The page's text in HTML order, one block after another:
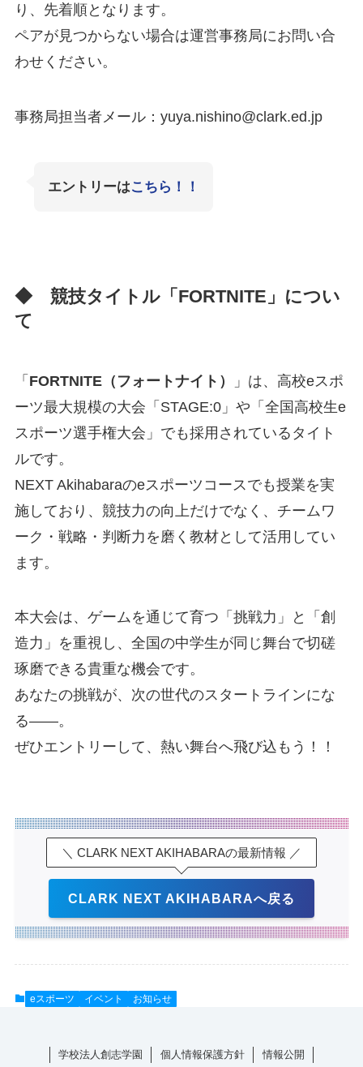
り、先着順となります。
ペアが見つからない場合は運営事務局にお問い合
わせください。
事務局担当者メール： yuya.nishino@clark.ed.jp
エントリーはこちら！！
◆ 競技タイトル「FORTNITE」につい
て
「 FORTNITE（フォートナイト）
」は、高校eスポ
ーツ最大規模の大会「STAGE:0」や「全国高校生e
スポーツ選手権大会」でも採用されているタイト
ルです。
NEXT Akihabaraのeスポーツコースでも授業を実
施しており、競技力の向上だけでなく、チームワ
ーク・戦略・判断力を磨く教材として活用してい
ます。
本大会は、ゲームを通じて育つ「挑戦力」と「創
造力」を重視し、全国の中学生が同じ舞台で切磋
琢磨できる貴重な機会です。
あなたの挑戦が、次の世代のスタートラインにな
る――。
ぜひエントリーして、熱い舞台へ飛び込もう！！
＼ CLARK NEXT AKIHABARAの最新情報 ／
CLARK NEXT AKIHABARAへ戻る
eスポーツ イベント お知らせ
学校法人創志学園 個人情報保護方針 情報公開